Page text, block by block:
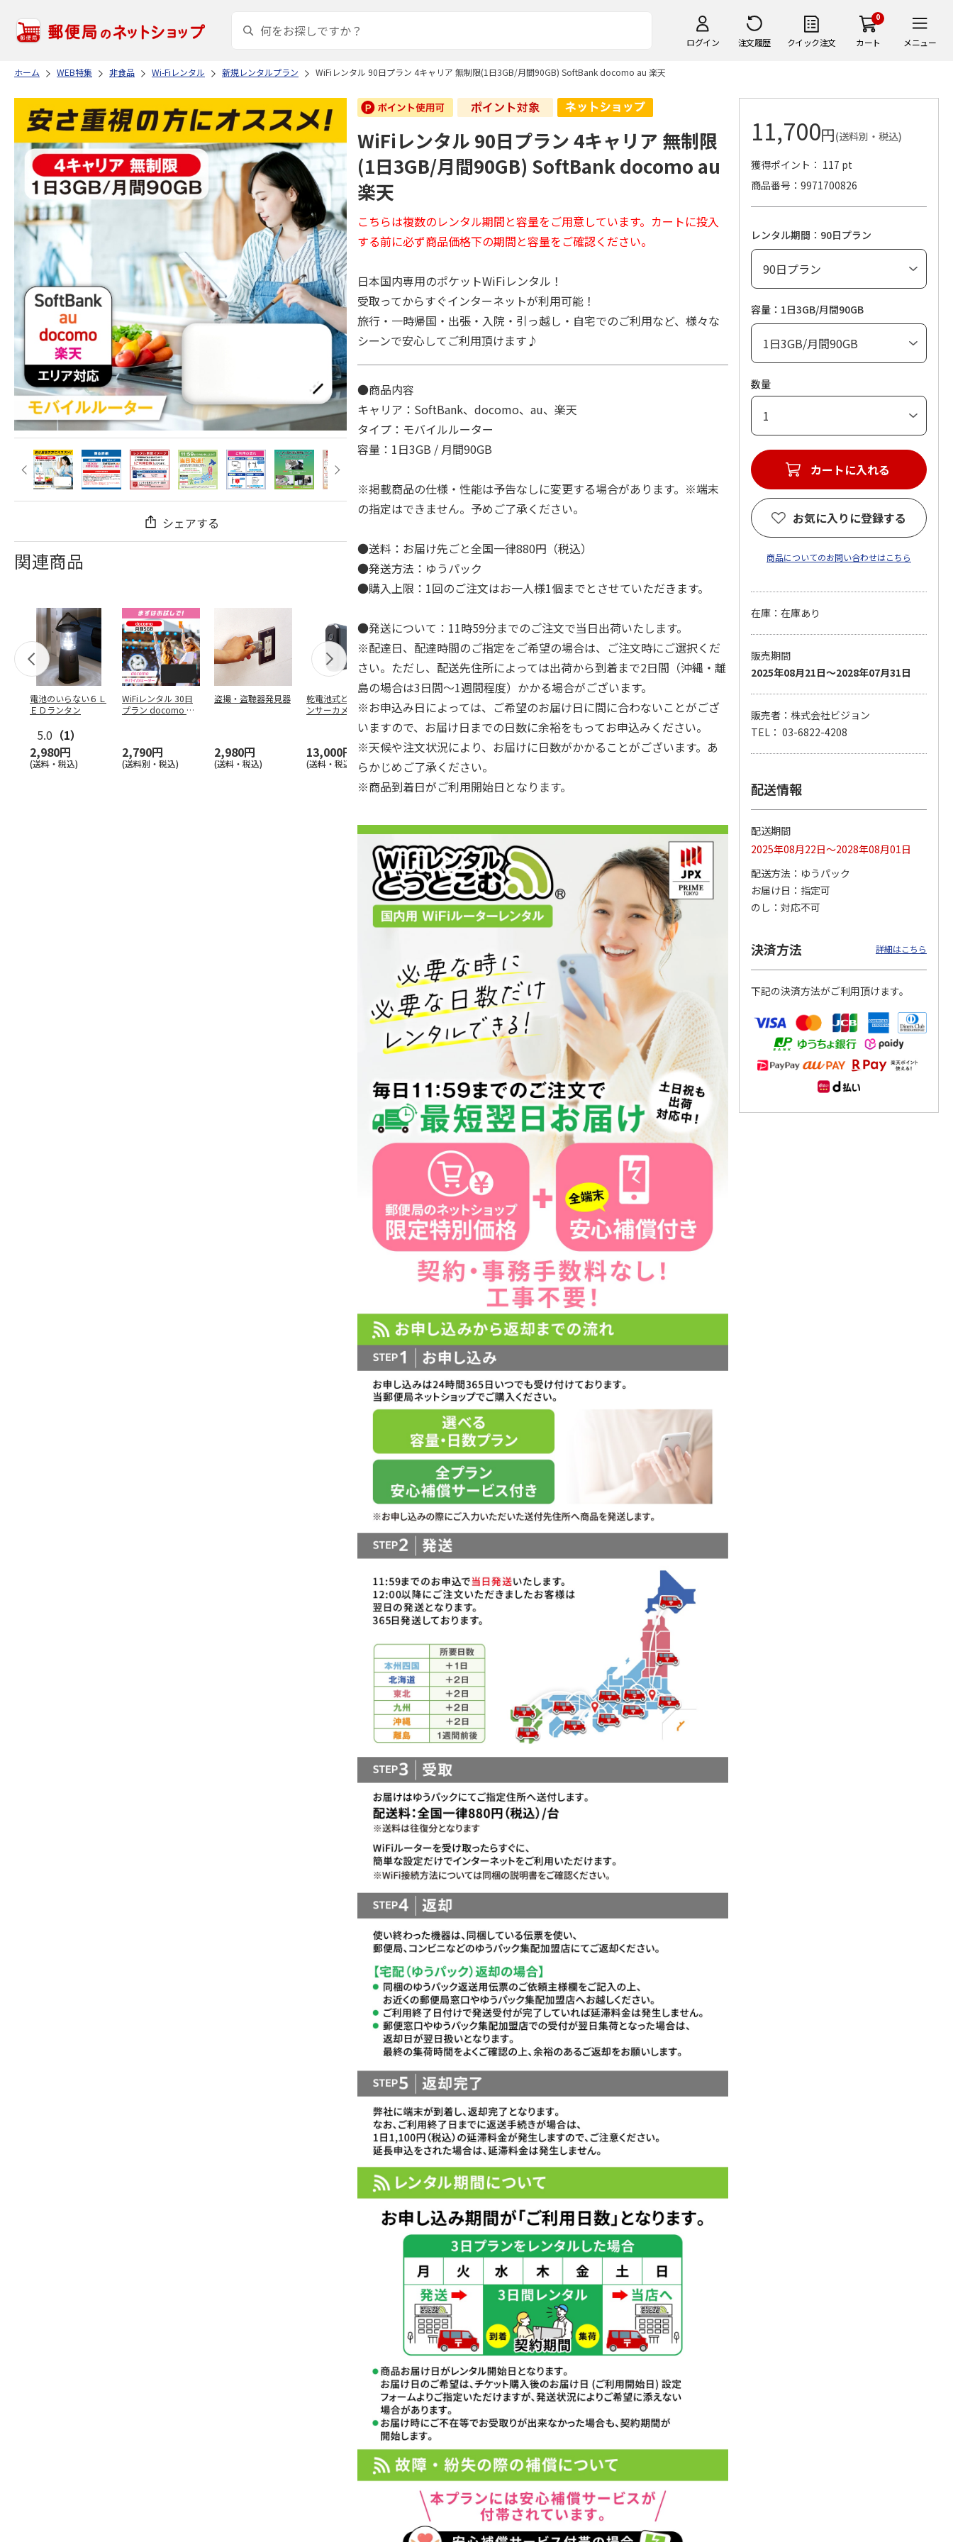
ログイン 注文履歴 クイック注文
0
カート メニュー
ホーム WEB特集 非食品 Wi-Fiレンタル 新規レンタルプラン WiFiレンタル 90日プラン 4キャリア 無制限(1日3GB/月間90GB) SoftBank docomo au 楽天
シェアする
関連商品
電池のいらない６Ｌ
ＥＤランタン
5.0 （1）
2,980円
(送料・税込)
WiFiレンタル 30日
プラン docomo 月
2,790円
(送料別・税込)
盗撮・盗聴器発見器
2,980円
(送料・税込)
乾電池式どこでもセ
ンサーカメラ
13,000円
(送料・税込)
ラン 4キャリア 完全
無制限 So …
2,100円
(送料別・税込)
プラン docomo 月
間30GB
3,990円
ラン WiMAX 無制限
(モバイル…
2,070円
プラン WiMAX 無制
限(モバイ
5.0（2）
6,180円
ポータブルソーラー
充電器 ７Ｗ
7,500円
〈ＢＬＵＥＴＴＩ〉
ポータブル電源（Ａ
Ｃ６０Ｐ）
129,800円
WiFiレンタル 90日プラン 4キャリア 無制限
(1日3GB/月間90GB) SoftBank docomo au
楽天
こちらは複数のレンタル期間と容量をご用意しています。カートに投入
する前に必ず商品価格下の期間と容量をご確認ください。
日本国内専用のポケットWiFiレンタル！
受取ってからすぐインターネットが利用可能！
旅行・一時帰国・出張・入院・引っ越し・自宅でのご利用など、様々な
シーンで安心してご利用頂けます♪
●商品内容
キャリア：SoftBank、docomo、au、楽天
タイプ：モバイルルーター
容量：1日3GB / 月間90GB
※掲載商品の仕様・性能は予告なしに変更する場合があります。※端末
の指定はできません。予めご了承ください。
●送料：お届け先ごと全国一律880円（税込）
●発送方法：ゆうパック
●購入上限：1回のご注文はお一人様1個までとさせていただきます。
●発送について：11時59分までのご注文で当日出荷いたします。
※配達日、配達時間のご指定をご希望の場合は、ご注文時にご選択くだ
さい。ただし、配送先住所によっては出荷から到着まで2日間（沖縄・離
島の場合は3日間～1週間程度）かかる場合がございます。
※お申込み日によっては、ご希望のお届け日に間に合わないことがござ
いますので、お届け日までの日数に余裕をもってお申込みください。
※天候や注文状況により、お届けに日数がかかることがございます。あ
らかじめご了承ください。
※商品到着日がご利用開始日となります。
11,700円(送料別・税込)
獲得ポイント： 117 pt
商品番号
9971700826
レンタル期間：90日プラン
容量：1日3GB/月間90GB
数量
カートに入れる
お気に入りに登録する
商品についてのお問い合わせはこちら
在庫：在庫あり
販売期間
2025年08月21日～2028年07月31日
販売者：株式会社ビジョン
TEL： 03-6822-4208
配送情報
配送期間
2025年08月22日～2028年08月01日
配送方法
ゆうパック
お届け日
指定可
のし
対応不可
決済方法 詳細はこちら
下記の決済方法がご利用頂けます。